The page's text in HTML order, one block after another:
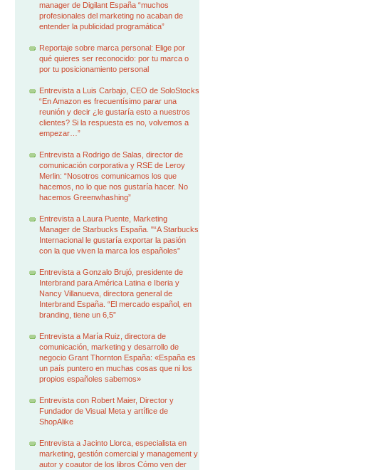
manager de Digilant España “muchos
profesionales del marketing no acaban de
entender la publicidad programática”
Reportaje sobre marca personal: Elige por
qué quieres ser reconocido: por tu marca o
por tu posicionamiento personal
Entrevista a Luis Carbajo, CEO de SoloStocks
“En Amazon es frecuentísimo parar una
reunión y decir ¿le gustaría esto a nuestros
clientes? Si la respuesta es no, volvemos a
empezar…”
Entrevista a Rodrigo de Salas, director de
comunicación corporativa y RSE de Leroy
Merlin: “Nosotros comunicamos los que
hacemos, no lo que nos gustaría hacer. No
hacemos Greenwhashing”
Entrevista a Laura Puente, Marketing
Manager de Starbucks España. "“A Starbucks
Internacional le gustaría exportar la pasión
con la que viven la marca los españoles”
Entrevista a Gonzalo Brujó, presidente de
Interbrand para América Latina e Iberia y
Nancy Villanueva, directora general de
Interbrand España. “El mercado español, en
branding, tiene un 6,5”
Entrevista a María Ruiz, directora de
comunicación, marketing y desarrollo de
negocio Grant Thornton España: «España es
un país puntero en muchas cosas que ni los
propios españoles sabemos»
Entrevista con Robert Maier, Director y
Fundador de Visual Meta y artífice de
ShopAlike
Entrevista a Jacinto Llorca, especialista en
marketing, gestión comercial y management y
autor y coautor de los libros Cómo ven der